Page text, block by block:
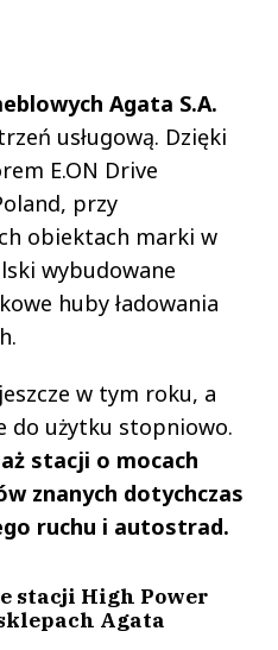
Agata S.A.
usługową. Dzięki
E.ON Drive
przy
obiektach marki w
wybudowane
huby ładowania
w tym roku, a
do użytku stopniowo.
stacji o mocach
znanych dotychczas
ruchu i autostrad.
stacji High Power
Agata